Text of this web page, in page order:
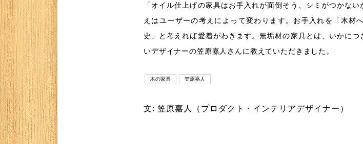
「オイル仕上げの家具はお手入れが面倒そう、シミがつかな
えはユーザーの考えによって変わります。お手入れを「木材
史」と考えれば愛着がわきます。無垢材の家具とは、いかに
いデザイナーの笠原嘉人さんに教えていただきました。
木の家具 笠原嘉人
文: 笠原嘉人（プロダクト・インテリアデザイナー）